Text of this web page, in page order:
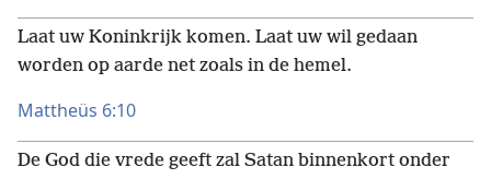
Laat uw Koninkrijk komen. Laat uw wil gedaan
worden op aarde net zoals in de hemel.
Mattheüs 6:10
De God die vrede geeft zal Satan binnenkort onder